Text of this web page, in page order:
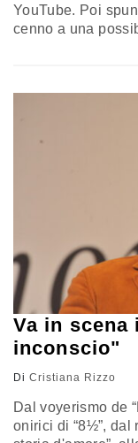
YouTube. Poi
cenno a una
piattaforma
Va in scena
inconscio"
Di Cristiana Rizzo
Dal voyerismo de
onirici di “8½”, dal